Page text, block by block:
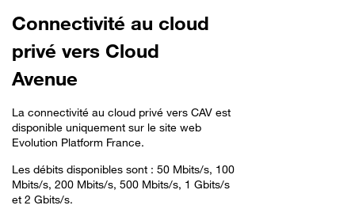
Connectivité au cloud
privé vers Cloud
Avenue
La connectivité au cloud privé vers CAV est
disponible uniquement sur le site web
Evolution Platform France.
Les débits disponibles sont : 50 Mbits/s, 100
Mbits/s, 200 Mbits/s, 500 Mbits/s, 1 Gbits/s
et 2 Gbits/s.